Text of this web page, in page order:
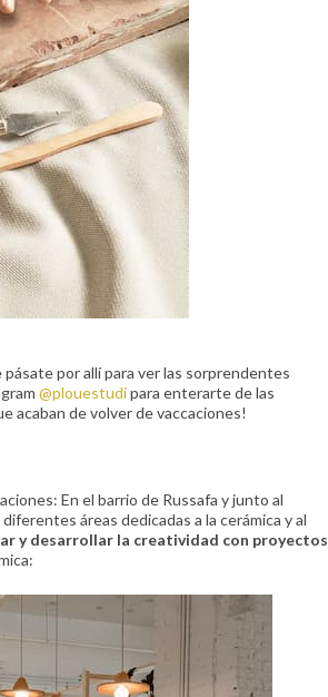
pásate por allí para ver las sorprendentes
@plouestudipara enterarte de las
acaban de volver de vaccaciones!
En el barrio de Russafa y junto al
áreas dedicadas a la cerámica y al
y desarrollar la creatividad con proyectos